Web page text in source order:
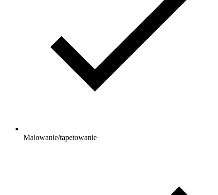
Malowanie/tapetowanie